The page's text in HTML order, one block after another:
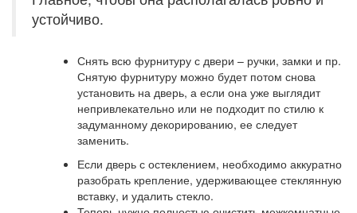
устойчиво.
Снять всю фурнитуру с двери – ручки, замки и пр.
Снятую фурнитуру можно будет потом снова
установить на дверь, а если она уже выглядит
непривлекательно или не подходит по стилю к
задуманному декорированию, ее следует
заменить.
Если дверь с остеклением, необходимо аккуратно
разобрать крепление, удерживающее стеклянную
вставку, и удалить стекло.